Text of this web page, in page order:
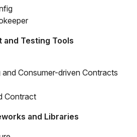
and Testing Tools
Consumer-driven Contracts
Contract
and Libraries